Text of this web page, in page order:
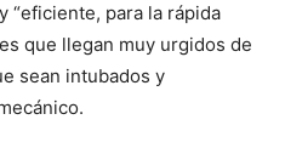
“eficiente, para la rápida
que llegan muy urgidos de
sean intubados y